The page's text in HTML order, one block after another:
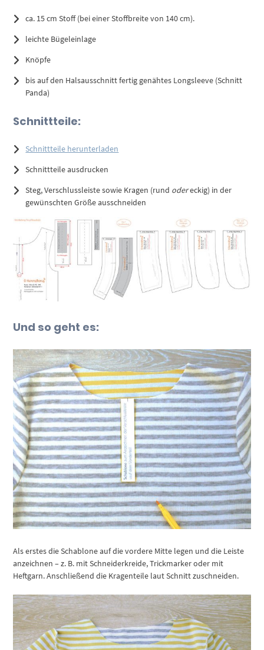
ca. 15 cm Stoff (bei einer Stoffbreite von 140 cm).
leichte Bügeleinlage
Knöpfe
bis auf den Halsausschnitt fertig genähtes Longsleeve (Schnitt
Panda)
Schnittteile:
Schnittteile herunterladen
Schnittteile ausdrucken
Steg, Verschlussleiste sowie Kragen (rund odereckig) in der
gewünschten Größe ausschneiden
Und so geht es:
Als erstes die Schablone auf die vordere Mitte legen und die Leiste
anzeichnen – z. B. mit Schneiderkreide, Trickmarker oder mit
Heftgarn. Anschließend die Kragenteile laut Schnitt zuschneiden.